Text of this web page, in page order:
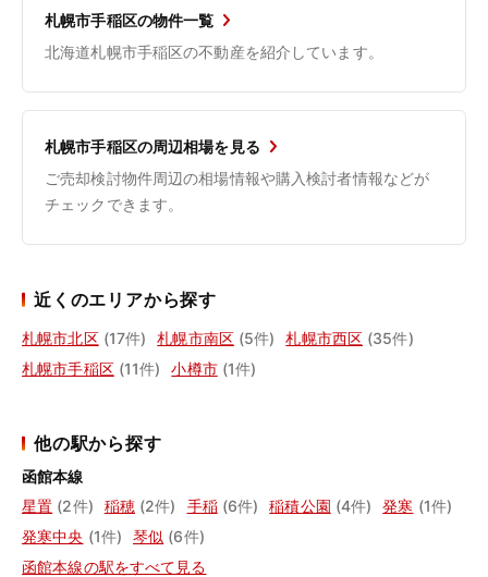
札幌市手稲区の物件一覧
北海道札幌市手稲区の不動産を紹介しています。
札幌市手稲区の周辺相場を見る
ご売却検討物件周辺の相場情報や購入検討者情報などが
チェックできます。
近くのエリアから探す
札幌市北区 (17件) 札幌市南区 (5件) 札幌市西区 (35件)
札幌市手稲区 (11件) 小樽市 (1件)
他の駅から探す
函館本線
星置 (2件) 稲穂 (2件) 手稲 (6件) 稲積公園 (4件) 発寒 (1件)
発寒中央 (1件) 琴似 (6件)
函館本線の駅をすべて見る